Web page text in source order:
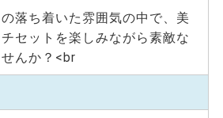
落ち着いた雰囲気の中で、美
セットを楽しみながら素敵な
んか？<br